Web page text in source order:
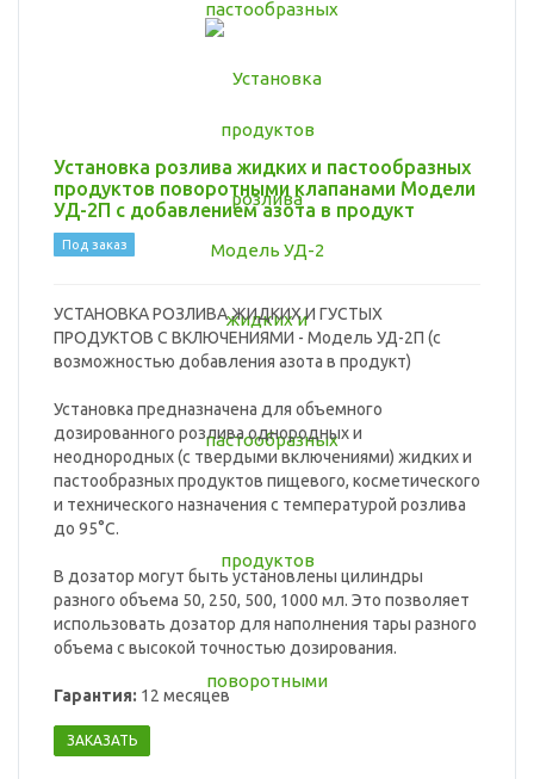
Установка розлива жидких и пастообразных
продуктов поворотными клапанами Модели
УД-2П с добавлением азота в продукт
Под заказ
УСТАНОВКА РОЗЛИВА ЖИДКИХ И ГУСТЫХ
ПРОДУКТОВ С ВКЛЮЧЕНИЯМИ - Модель УД-2П (с
возможностью добавления азота в продукт)
Установка предназначена для объемного
дозированного розлива однородных и
неоднородных (с твердыми включениями) жидких и
пастообразных продуктов пищевого, косметического
и технического назначения с температурой розлива
до 95°C.
В дозатор могут быть установлены цилиндры
разного объема 50, 250, 500, 1000 мл. Это позволяет
использовать дозатор для наполнения тары разного
объема с высокой точностью дозирования.
Гарантия: 12 месяцев
ЗАКАЗАТЬ